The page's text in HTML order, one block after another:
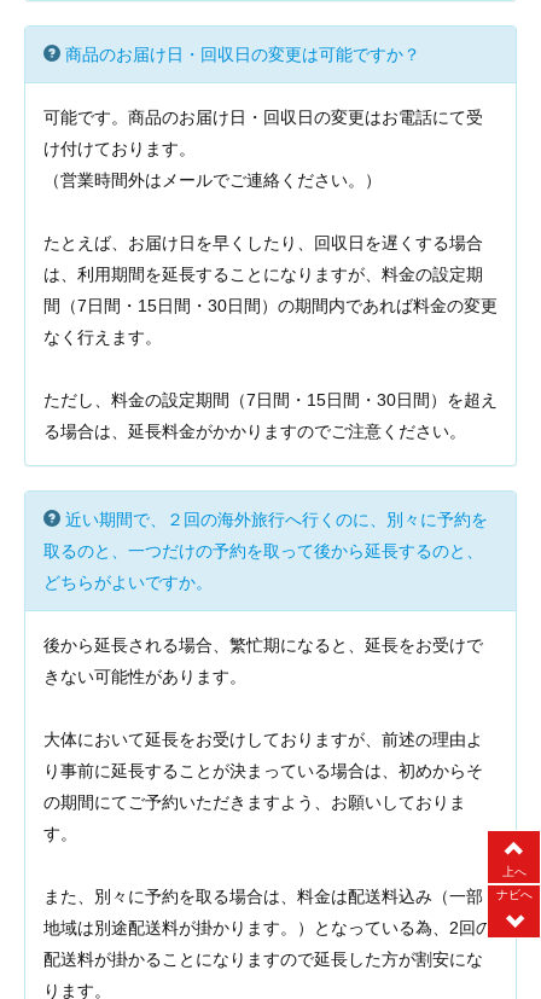
商品のお届け日・回収日の変更は可能ですか？
可能です。商品のお届け日・回収日の変更はお電話にて受
け付けております。
（営業時間外はメールでご連絡ください。）
たとえば、お届け日を早くしたり、回収日を遅くする場合
は、利用期間を延長することになりますが、料金の設定期
間（7日間・15日間・30日間）の期間内であれば料金の変更
なく行えます。
ただし、料金の設定期間（7日間・15日間・30日間）を超え
る場合は、延長料金がかかりますのでご注意ください。
近い期間で、２回の海外旅行へ行くのに、別々に予約を
取るのと、一つだけの予約を取って後から延長するのと、
どちらがよいですか。
後から延長される場合、繁忙期になると、延長をお受けで
きない可能性があります。
大体において延長をお受けしておりますが、前述の理由よ
り事前に延長することが決まっている場合は、初めからそ
の期間にてご予約いただきますよう、お願いしておりま
す。
また、別々に予約を取る場合は、料金は配送料込み（一部
地域は別途配送料が掛かります。）となっている為、2回の
配送料が掛かることになりますので延長した方が割安にな
ります。
上へ
ナビへ